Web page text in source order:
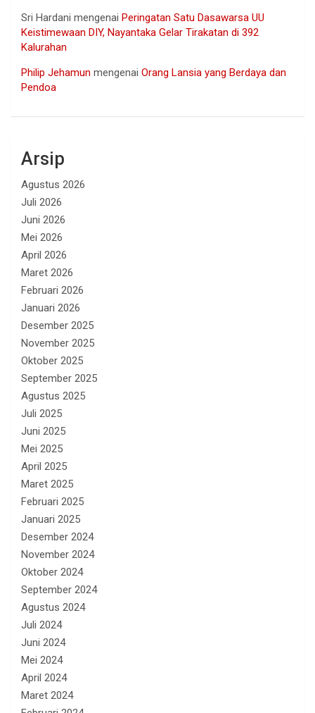
Sri Hardani mengenai Peringatan Satu Dasawarsa UU
Keistimewaan DIY, Nayantaka Gelar Tirakatan di 392
Kalurahan
Philip Jehamun mengenai Orang Lansia yang Berdaya dan
Pendoa
Arsip
Agustus 2026
Juli 2026
Juni 2026
Mei 2026
April 2026
Maret 2026
Februari 2026
Januari 2026
Desember 2025
November 2025
Oktober 2025
September 2025
Agustus 2025
Juli 2025
Juni 2025
Mei 2025
April 2025
Maret 2025
Februari 2025
Januari 2025
Desember 2024
November 2024
Oktober 2024
September 2024
Agustus 2024
Juli 2024
Juni 2024
Mei 2024
April 2024
Maret 2024